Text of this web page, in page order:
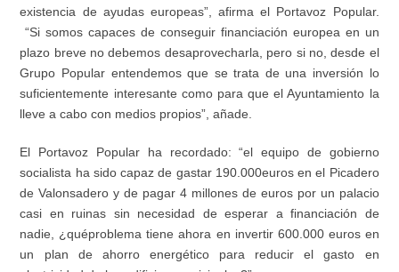
existencia de ayudas europeas”, afirma el Portavoz Popular.
“Si somos capaces de conseguir financiación europea en un
plazo breve no debemos desaprovecharla, pero si no, desde el
Grupo Popular entendemos que se trata de una inversión lo
suficientemente interesante como para que el Ayuntamiento la
lleve a cabo con medios propios”, añade.
El Portavoz Popular ha recordado: “el equipo de gobierno
socialista ha sido capaz de gastar 190.000eurosen el Picadero
deValonsadero y de pagar 4 millones de euros por un palacio
casi en ruinas sin necesidad de esperar a financiación de
nadie, ¿quéproblema tieneahora en invertir 600.000 euros en
un plan de ahorro energético para reducir el gasto en